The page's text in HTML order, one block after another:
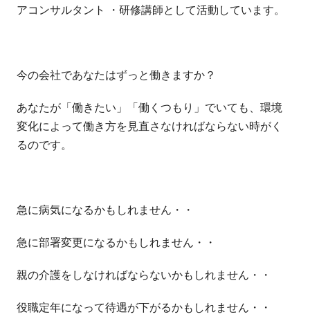
アコンサルタント ・研修講師として活動しています。
今の会社であなたはずっと働きますか？
あなたが「働きたい」「働くつもり」でいても、環境
変化によって働き方を見直さなければならない時がく
るのです。
急に病気になるかもしれません・・
急に部署変更になるかもしれません・・
親の介護をしなければならないかもしれません・・
役職定年になって待遇が下がるかもしれません・・